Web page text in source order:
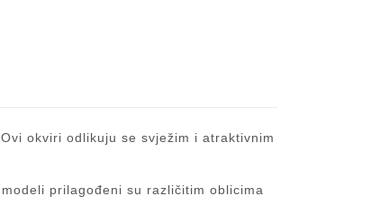
okviri odlikuju se svježim i atraktivnim
prilagođeni su različitim oblicima